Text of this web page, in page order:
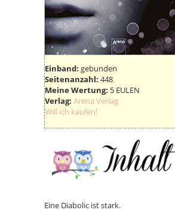
Einband: gebunden
Seitenanzahl: 448
Meine Wertung: 5 EULEN
Verlag: Arena Verlag
Will ich kaufen!
Eine Diabolic ist stark.